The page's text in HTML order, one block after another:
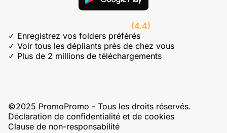
(4.4)
✓ Enregistrez vos folders préférés
✓ Voir tous les dépliants près de chez vous
✓ Plus de 2 millions de téléchargements
©2025 PromoPromo - Tous les droits réservés.
Déclaration de confidentialité et de cookies
Clause de non-responsabilité